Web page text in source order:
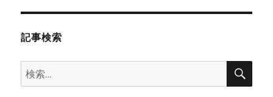
記事検索
検
索:
検